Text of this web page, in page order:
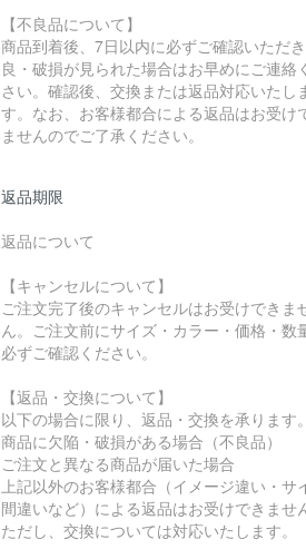
【不良品について】
商品到着後、7日以内に必ずご確認いただ
良・破損が見られた場合はお早めにご連絡
さい。確認後、交換または返品対応いたし
す。なお、お客様都合による返品はお受け
ませんのでご了承ください。
返品期限
返品について
【キャンセルについて】
ご注文完了後のキャンセルはお受けできま
ん。ご注文前にサイズ・カラー・価格・数
必ずご確認ください。
【返品・交換について】
以下の場合に限り、返品・交換を承ります。
商品に欠陥・破損がある場合（不良品）
ご注文と異なる商品が届いた場合
上記以外のお客様都合（イメージ違い・サ
間違いなど）による返品はお受けできません
ただし、交換については対応いたします。